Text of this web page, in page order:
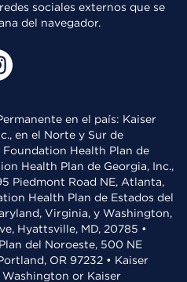
sociales externos que se
del navegador.
en el país: Kaiser
en el Norte y Sur de
Foundation Health Plan de
Health Plan de Georgia, Inc.,
Piedmont Road NE, Atlanta,
Health Plan de Estados del
Virginia, y Washington,
Hyattsville, MD, 20785 •
del Noroeste, 500 NE
OR 97232 • Kaiser
or Kaiser